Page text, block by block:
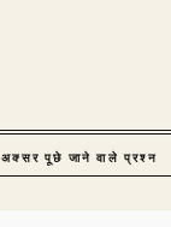
अक्सर पूछे जाने वाले प्रश्न